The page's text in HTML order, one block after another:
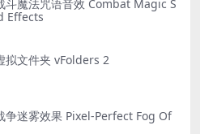
斗魔法咒语音效 Combat Magic S
Effects
拟文件夹 vFolders 2
争迷雾效果 Pixel-Perfect Fog Of